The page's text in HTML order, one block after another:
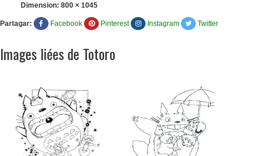
Dimension: 800 × 1045
Partagar: Facebook Pinterest Instagram Twitter
Images liées de Totoro